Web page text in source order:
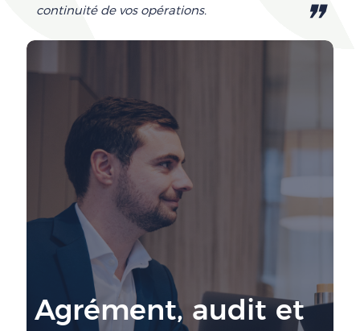
continuité de vos opérations.
❞
Agrément, audit et